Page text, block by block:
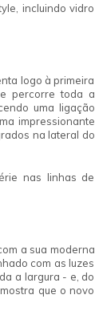
incluindo vidro
logo à primeira
percorre toda a
uma ligação
impressionante
na lateral do
nas linhas de
a sua moderna
com as luzes
a largura - e, do
que o novo